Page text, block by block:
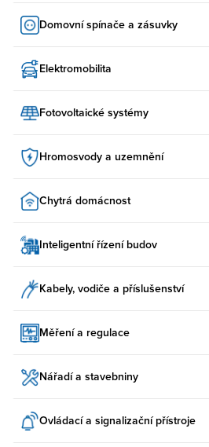
Domovní spínače a zásuvky
Elektromobilita
Fotovoltaické systémy
Hromosvody a uzemnění
Chytrá domácnost
Inteligentní řízení budov
Kabely, vodiče a příslušenství
Měření a regulace
Nářadí a stavebniny
Ovládací a signalizační přístroje